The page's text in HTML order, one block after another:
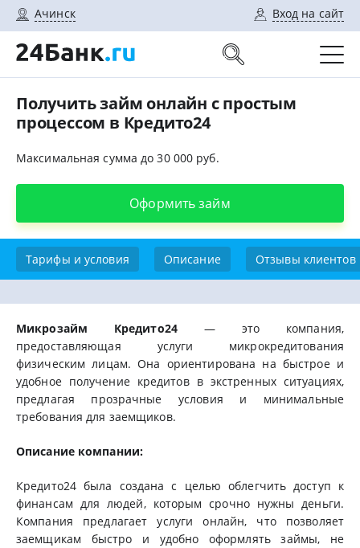
Ачинск Вход на сайт
Получить займ онлайн с простым
процессом в Кредито24
Максимальная сумма до 30 000 руб.
Оформить займ
Тарифы и условия Описание Отзывы клиентов
Микрозайм Кредито24— это компания,
предоставляющая услуги микрокредитования
физическим лицам. Она ориентирована на быстрое и
удобное получение кредитов в экстренных ситуациях,
предлагая прозрачные условия и минимальные
требования для заемщиков.
Описание компании:
Кредито24 была создана с целью облегчить доступ к
финансам для людей, которым срочно нужны деньги.
Компания предлагает услуги онлайн, что позволяет
заемщикам быстро и удобно оформлять займы, не